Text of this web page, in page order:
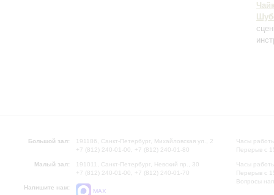
Большой зал:
191186, Санкт-Петербург, Михайловская ул., 2
+7 (812) 240-01-00, +7 (812) 240-01-80
Малый зал:
191011, Санкт-Петербург, Невский пр., 30
+7 (812) 240-01-00, +7 (812) 240-01-70
Напишите нам:
MAX
Часы
Перерыв с
Часы
Перерыв с
Вопросы